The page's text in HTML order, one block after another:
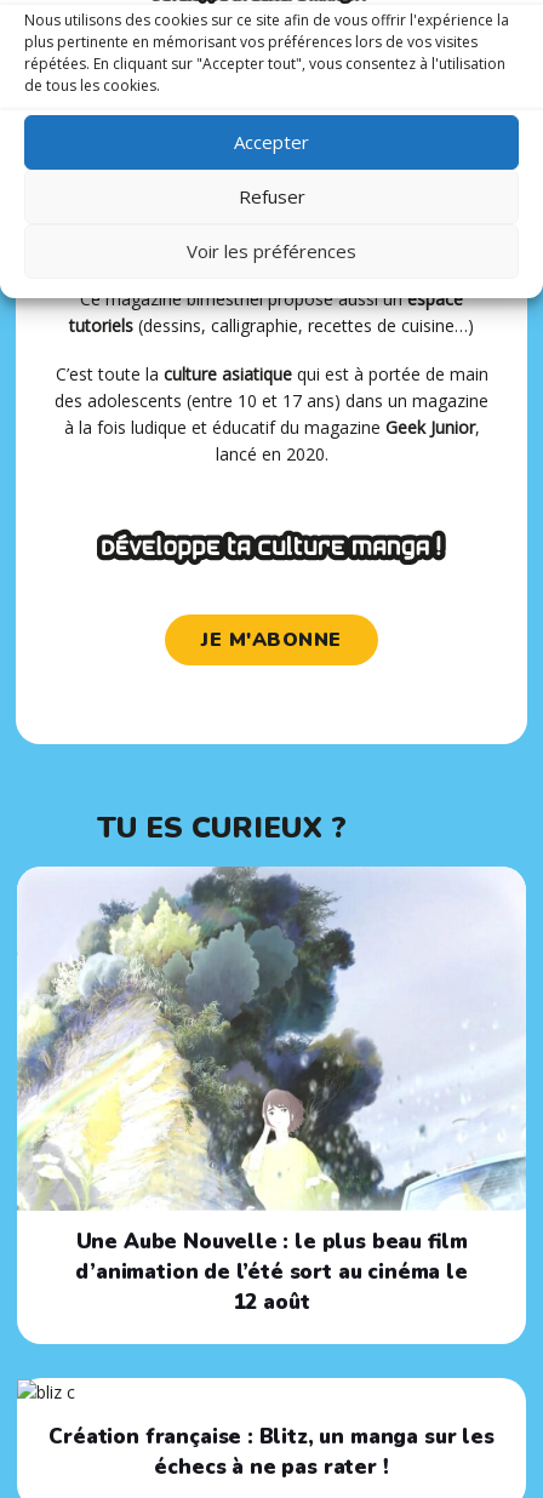
Nous utilisons des cookies sur ce site afin de vous offrir l'expérience la
plus pertinente en mémorisant vos préférences lors de vos visites
répétées. En cliquant sur "Accepter tout", vous consentez à l'utilisation
de tous les cookies.
Accepter
Refuser
Voir les préférences
6 N° PAR AN
Avec à sa tête un rédacteur en chef spécialisé et
Matthieu Pinon, Otaku Manga présente
aux adolescents.
Ce magazine bimestriel propose aussi unespace
tutoriels (dessins, calligraphie, recettes de cuisine…)
C’est toute la culture asiatiquequi est à portée de main
des adolescents (entre 10 et 17 ans) dans un magazine
à la fois ludique et éducatif du magazine Geek Junior,
lancé en 2020.
JE M'ABONNE
TU ES CURIEUX ?
Une Aube Nouvelle : le plus beau film
d’animation de l’été sort au cinéma le
12 août
Création française : Blitz, un manga sur les
échecs à ne pas rater !